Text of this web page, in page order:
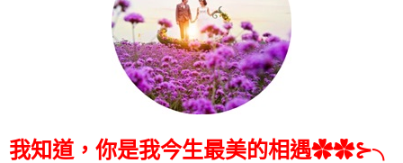
我知道，你是我今生最美的相遇✿✿⊱╮